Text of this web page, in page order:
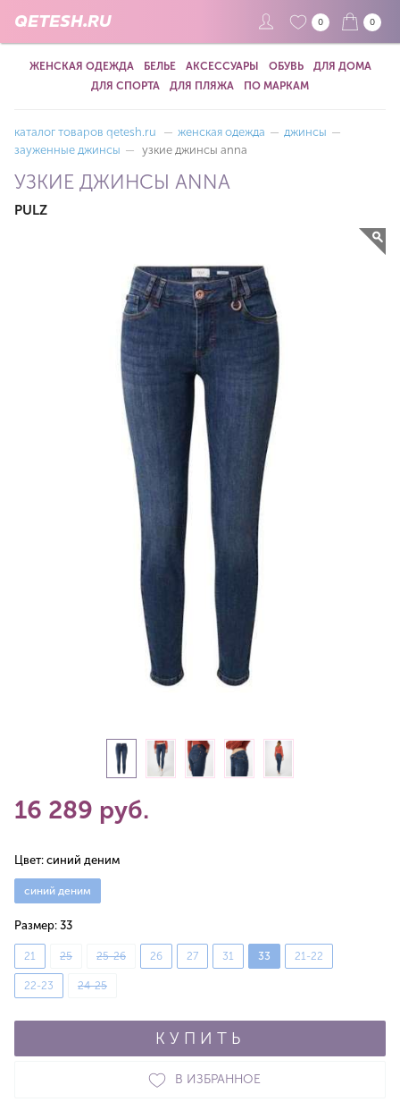
QETESH.RU 0 0
ЖЕНСКАЯ ОДЕЖДА БЕЛЬЕ АКСЕССУАРЫ ОБУВЬ
ДЛЯ ДОМА
ДЛЯ СПОРТА
ДЛЯ ПЛЯЖА ПО МАРКАМ
каталог товаров qetesh.ru — женская одежда — джинсы —
зауженные джинсы — узкие джинсы anna
УЗКИЕ ДЖИНСЫ ANNA
PULZ
16 289 руб.
Цвет: синий деним
синий деним
Размер: 33
21 25 25-26 26 27 31 33 21-22
22-23 24-25
КУПИТЬ
В ИЗБРАННОЕ